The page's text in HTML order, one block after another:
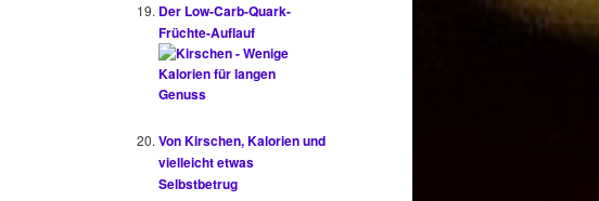
Der Low-Carb-Quark-
Früchte-Auflauf
Von Kirschen, Kalorien und
vielleicht etwas
Selbstbetrug